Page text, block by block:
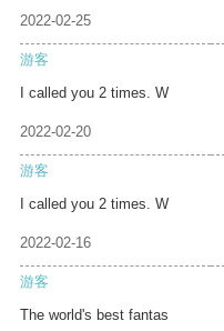
2022-02-25
游客
I called you 2 times. W
2022-02-20
游客
I called you 2 times. W
2022-02-16
游客
The world's best fantas